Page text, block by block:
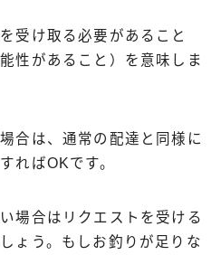
受け取る必要があること
性があること）を意味しま
合は、通常の配達と同様に
ればOKです。
場合はリクエストを受ける
ょう。もしお釣りが足りな